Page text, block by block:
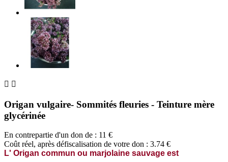
 
Origan vulgaire- Sommités fleuries - Teinture mère
glycérinée
En contrepartie d'un don de : 11 €
Coût réel, après défiscalisation de votre don : 3.74 €
L' Origan commun ou marjolaine sauvage est